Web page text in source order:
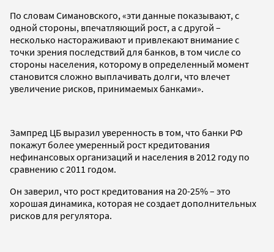
По словам Симановского, «эти данные показывают, с
одной стороны, впечатляющий рост, а с другой –
несколько настораживают и привлекают внимание с
точки зрения последствий для банков, в том числе со
стороны населения, которому в определенный момент
становится сложно выплачивать долги, что влечет
увеличение рисков, принимаемых банками».
Зампред ЦБ выразил уверенность в том, что банки РФ
покажут более умеренный рост кредитования
нефинансовых организаций и населения в 2012 году по
сравнению с 2011 годом.
Он заверил, что рост кредитования на 20-25% – это
хорошая динамика, которая не создает дополнительных
рисков для регулятора.